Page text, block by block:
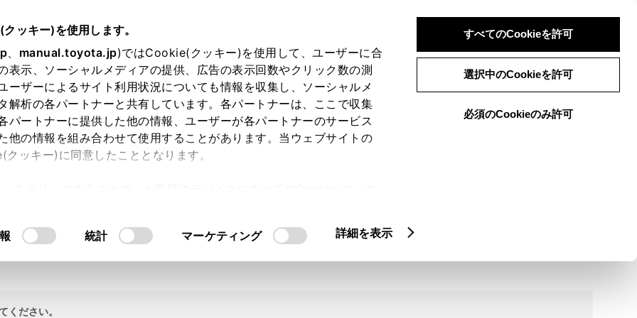
ッキー)を使用します。
、 manual.toyota.jp)ではCookie(クッキー)を使用して、ユーザーに合
表示、ソーシャルメディアの提供、広告の表示回数やクリック数の測
ーザーによるサイト利用状況についても情報を収集し、ソーシャルメ
解析の各パートナーと共有しています。各パートナーは、ここで収集
パートナーに提供した他の情報、ユーザーが各パートナーのサービス
他の情報を組み合わせて使用することがあります。当ウェブサイトの
ッキー)に同意したこととなります。
統計 マーケティング 詳細を表示
すべてのCookieを許可
選択中のCookieを許可
必須のCookieのみ許可
ログイン 検索 メニュー
ください。